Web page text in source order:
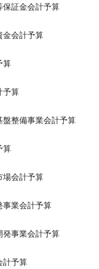
保証金会計予算
金会計予算
算
予算
整備事業会計予算
算
場会計予算
事業会計予算
発事業会計予算
計予算